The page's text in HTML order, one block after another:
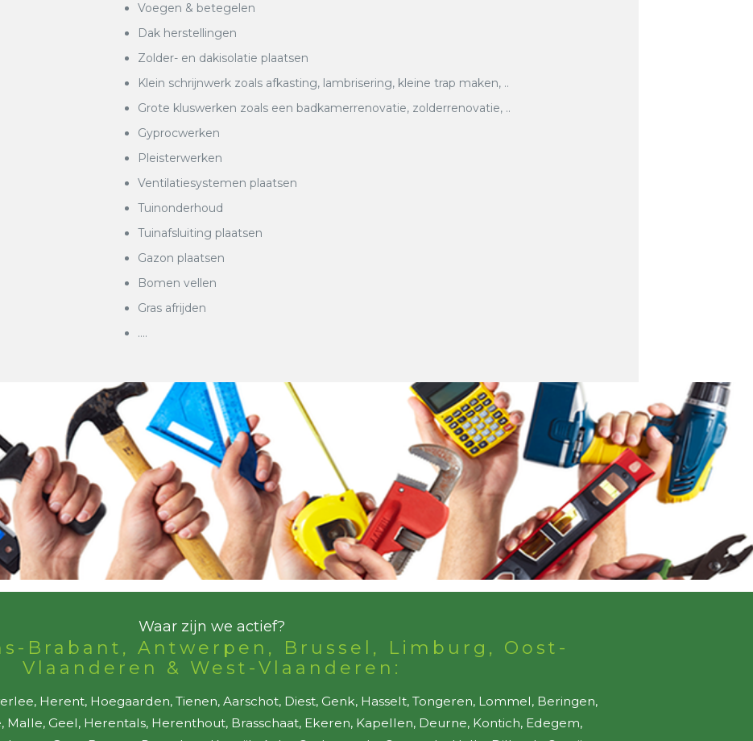
Voegen & betegelen
Dak herstellingen
Zolder- en dakisolatie plaatsen
Klein schrijnwerk zoals afkasting, lambrisering, kleine trap maken, ..
Grote kluswerken zoals een badkamerrenovatie, zolderrenovatie, ..
Gyprocwerken
Pleisterwerken
Ventilatiesystemen plaatsen
Tuinonderhoud
Tuinafsluiting plaatsen
Gazon plaatsen
Bomen vellen
Gras afrijden
….
Waar zijn we actief?
Brabant, Antwerpen, Brussel, Limburg, Oost-
Vlaanderen & West-Vlaanderen:
Herent, Hoegaarden, Tienen, Aarschot, Diest, Genk, Hasselt, Tongeren, Lommel, Beringen,
Malle, Geel, Herentals, Herenthout, Brasschaat, Ekeren, Kapellen, Deurne, Kontich, Edegem,